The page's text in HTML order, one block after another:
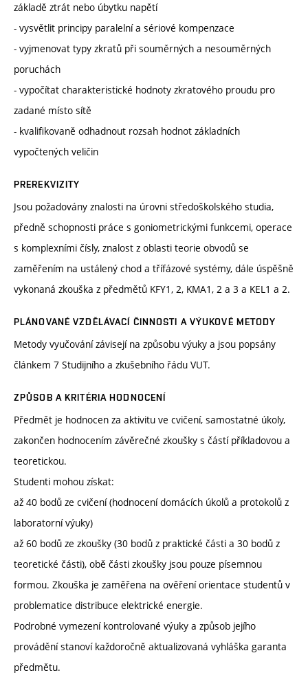
základě ztrát nebo úbytku napětí
- vysvětlit principy paralelní a sériové kompenzace
- vyjmenovat typy zkratů při souměrných a nesouměrných
poruchách
- vypočítat charakteristické hodnoty zkratového proudu pro
zadané místo sítě
- kvalifikovaně odhadnout rozsah hodnot základních
vypočtených veličin
PREREKVIZITY
Jsou požadovány znalosti na úrovni středoškolského studia,
předně schopnosti práce s goniometrickými funkcemi, operace
s komplexními čísly, znalost z oblasti teorie obvodů se
zaměřením na ustálený chod a třífázové systémy, dále úspěšně
vykonaná zkouška z předmětů KFY1, 2, KMA1, 2 a 3 a KEL1 a 2.
PLÁNOVANÉ VZDĚLÁVACÍ ČINNOSTI A VÝUKOVÉ METODY
Metody vyučování závisejí na způsobu výuky a jsou popsány
článkem 7 Studijního a zkušebního řádu VUT.
ZPŮSOB A KRITÉRIA HODNOCENÍ
Předmět je hodnocen za aktivitu ve cvičení, samostatné úkoly,
zakončen hodnocením závěrečné zkoušky s částí příkladovou a
teoretickou.
Studenti mohou získat:
až 40 bodů ze cvičení (hodnocení domácích úkolů a protokolů z
laboratorní výuky)
až 60 bodů ze zkoušky (30 bodů z praktické části a 30 bodů z
teoretické části), obě části zkoušky jsou pouze písemnou
formou. Zkouška je zaměřena na ověření orientace studentů v
problematice distribuce elektrické energie.
Podrobné vymezení kontrolované výuky a způsob jejího
provádění stanoví každoročně aktualizovaná vyhláška garanta
předmětu.